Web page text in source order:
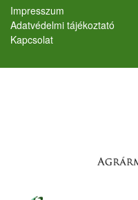
Lábléc
Impresszum
Adatvédelmi tájékoztató
Kapcsolat